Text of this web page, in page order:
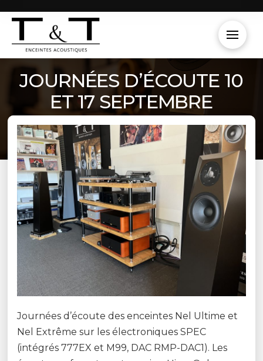
JOURNÉES D’ÉCOUTE 10
ET 17 SEPTEMBRE
Journées d’écoute des enceintes Nel Ultime et
Nel Extrême sur les électroniques SPEC
(intégrés 777EX et M99, DAC RMP-DAC1). Les